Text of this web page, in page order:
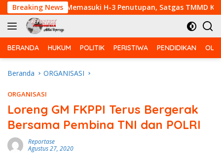
Langsung
ke
konten
Breaking News
Memasuki H-3 Penutupan, Satgas TMMD Ke-129
BERANDA HUKUM POLITIK PERISTIWA PENDIDIKAN
Beranda ORGANISASI
ORGANISASI
Loreng GM FKPPI Terus Bergerak
Bersama Pembina TNI dan POLRI
Reportase
Agustus 27, 2020